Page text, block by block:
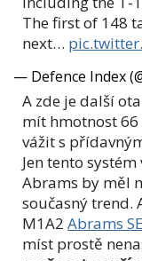
The first of 148
next…
— Defence Index
A zde je další
mít hmotnost 66
vážit s
Jen tento
Abrams by měl
současný trend.
M1A2 Abrams
míst prostě